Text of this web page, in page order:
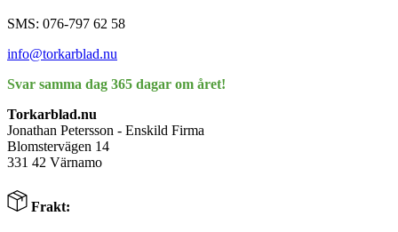
SMS: 076-797 62 58
info@torkarblad.nu
Svar samma dag 365 dagar om året!
Torkarblad.nu
Jonathan Petersson - Enskild Firma
Blomstervägen 14
331 42 Värnamo
Frakt: